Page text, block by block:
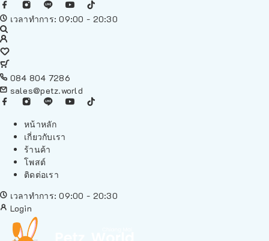
เวลาทำการ: 09:00 - 20:30
084 804 7286
sales@petz.world
หน้าหลัก
เกี่ยวกับเรา
ร้านค้า
โพสต์
ติดต่อเรา
เวลาทำการ: 09:00 - 20:30
Login